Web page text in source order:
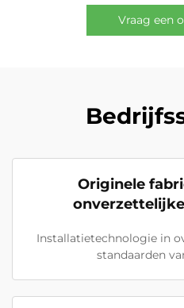
Vraag een
Originele
Installatietechnologie in
standaarden